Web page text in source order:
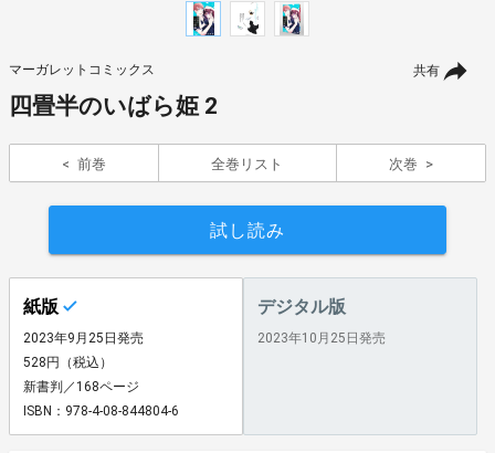
共有
マーガレットコミックス
四畳半のいばら姫 2
前巻 全巻リスト 次巻
試し読み
紙版
2023年9月25日発売
528円（税込）
新書判／168ページ
ISBN：978-4-08-844804-6
デジタル版
2023年10月25日発売